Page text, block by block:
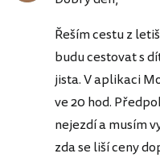
Řeším cestu z
budu cestovat s
jista. V aplikaci
ve 20 hod.
nejezdí a musím
zda se liší ceny